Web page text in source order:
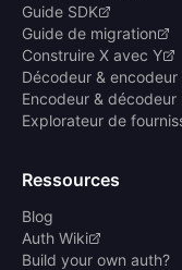
Guide SDK
Guide de migration
Construire X avec Y
Décodeur & encodeur
Encodeur & décodeur
Explorateur de
Ressources
Blog
Auth Wiki
Build your own auth?